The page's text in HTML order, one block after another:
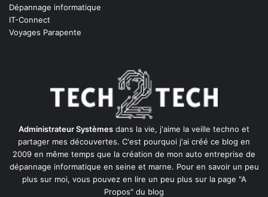
Dépannage informatique
IT-Connect
Voyages Parapente
Administrateur Systèmes dans la vie, j'aime la veille techno et
partager mes découvertes. C'est pourquoi j'ai créé ce blog en
2009 en même temps que la création de mon auto entreprise de
dépannage informatique en seine et marne. Pour en savoir un peu
plus sur moi, vous pouvez en lire un peu plus sur la page "A
Propos" du blog